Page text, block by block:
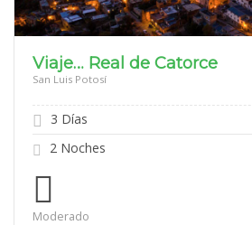
Viaje… Real de Catorce
San Luis Potosí
3 Días
2 Noches
Moderado